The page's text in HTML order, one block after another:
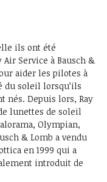
ils ont été
Service à Bausch &
aider les pilotes à
du soleil lorsqu’ils
nés. Depuis lors, Ray
lunettes de soleil
Olympian,
& Lomb a vendu
en 1999 qui a
introduit de